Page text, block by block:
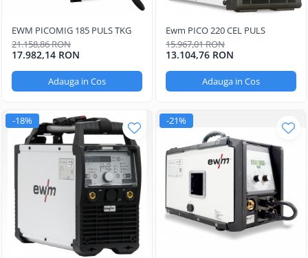
EWM PICOMIG 185 PULS TKG
21.158,86 RON
17.982,14 RON
Adauga in Cos
Ewm PICO 220 CEL PULS
15.967,01 RON
13.104,76 RON
Adauga in Cos
-18% -21%